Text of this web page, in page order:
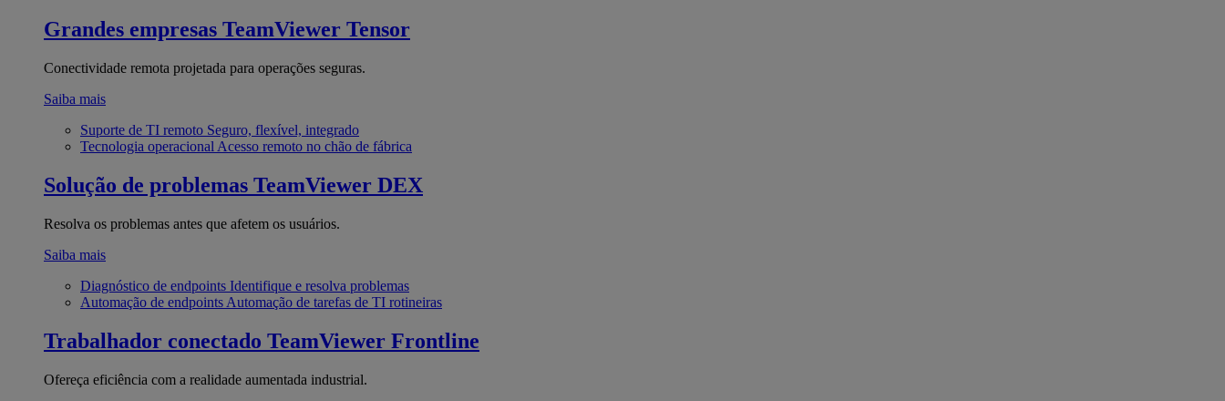
Grandes empresas TeamViewer Tensor
Conectividade remota projetada para operações seguras.
Saiba mais
Suporte de TI remoto Seguro, flexível, integrado
Tecnologia operacional Acesso remoto no chão de fábrica
Solução de problemas TeamViewer DEX
Resolva os problemas antes que afetem os usuários.
Saiba mais
Diagnóstico de endpoints Identifique e resolva problemas
Automação de endpoints Automação de tarefas de TI rotineiras
Trabalhador conectado TeamViewer Frontline
Ofereça eficiência com a realidade aumentada industrial.